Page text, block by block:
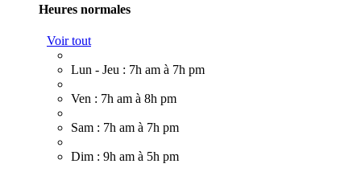
Heures normales
Voir tout
Lun - Jeu : 7h am à 7h pm
Ven : 7h am à 8h pm
Sam : 7h am à 7h pm
Dim : 9h am à 5h pm